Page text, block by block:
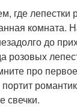
где лепестки
комната.
до
розовых
про
свечки.